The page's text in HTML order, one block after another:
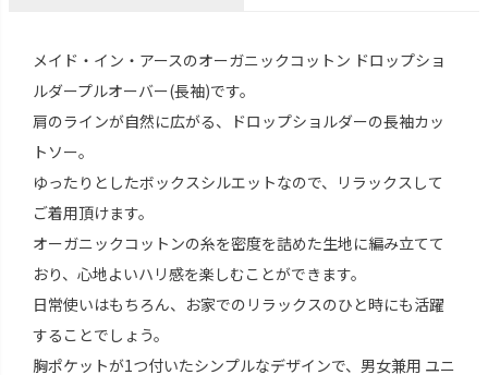
メイド・イン・アースのオーガニックコットン ドロップショ
ルダープルオーバー(長袖)です。
肩のラインが自然に広がる、ドロップショルダーの長袖カッ
トソー。
ゆったりとしたボックスシルエットなので、リラックスして
ご着用頂けます。
オーガニックコットンの糸を密度を詰めた生地に編み立てて
おり、心地よいハリ感を楽しむことができます。
日常使いはもちろん、お家でのリラックスのひと時にも活躍
することでしょう。
胸ポケットが1つ付いたシンプルなデザインで、男女兼用 ユニ